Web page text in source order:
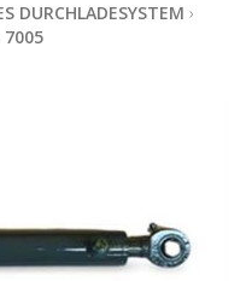
DURCHLADESYSTEM ›
7005